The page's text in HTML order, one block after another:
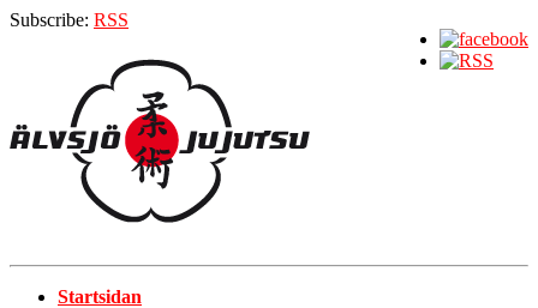
Subscribe: RSS
Startsidan